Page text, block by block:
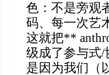
色：不是旁观
码、每一次艺
这就把**
级成了参与式/
是因为我们（